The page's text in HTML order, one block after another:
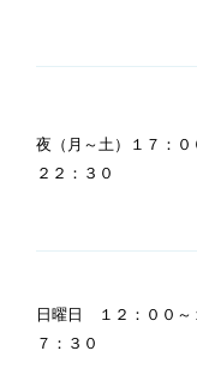
夜（月～土）１７：０
２２：３０
日曜日 １２：００～
７：３０